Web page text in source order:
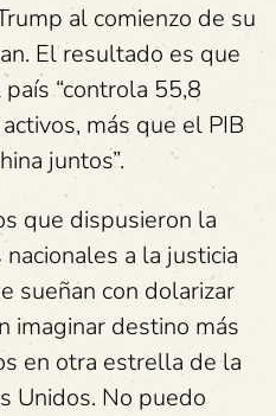
al comienzo de su
El resultado es que
“controla 55,8
más que el PIB
juntos”.
que dispusieron la
a la justicia
sueñan con dolarizar
imaginar destino más
en otra estrella de la
Unidos. No puedo